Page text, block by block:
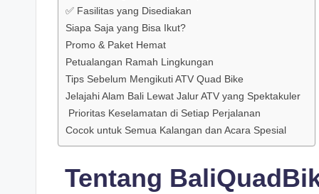
✅ Fasilitas yang Disediakan
Siapa Saja yang Bisa Ikut?
Promo & Paket Hemat
Petualangan Ramah Lingkungan
Tips Sebelum Mengikuti ATV Quad Bike
Jelajahi Alam Bali Lewat Jalur ATV yang Spektakuler
️ Prioritas Keselamatan di Setiap Perjalanan
Cocok untuk Semua Kalangan dan Acara Spesial
Tentang